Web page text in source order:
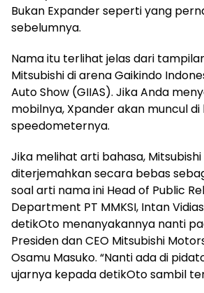
Bukan Expander seperti yang
sebelumnya.
Nama itu terlihat jelas dari
Mitsubishi di arena Gaikindo
Auto Show (GIIAS). Jika Anda
mobilnya, Xpander akan muncul di
speedometernya.
Jika melihat arti bahasa,
diterjemahkan secara bebas
soal arti nama ini Head of Public
Department PT MMKSI, Intan
detikOto menanyakannya nanti
Presiden dan CEO Mitsubishi
Osamu Masuko. “Nanti ada di
ujarnya kepada detikOto sambil